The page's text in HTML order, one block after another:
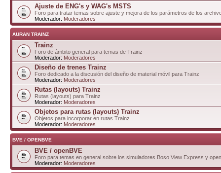
Ajuste de ENG's y WAG's MSTS
Foro para tratar temas sobre ajuste y mejora de los parámetros de los
Moderador: Moderadores
AURAN TRAINZ
Trainz
Foro de ámbito general para temas de Trainz
Moderador: Moderadores
Diseño de trenes Trainz
Foro dedicado a la discusión del diseño de material móvil para Trainz
Moderador: Moderadores
Rutas (layouts) Trainz
Rutas (layouts) para Trainz
Moderador: Moderadores
Objetos para rutas (layouts) Trainz
Objetos para incorporar en rutas Trainz
Moderador: Moderadores
BVE / OPENBVE
BVE / openBVE
Foro para temas en general sobre los simuladores Boso View Express y
Moderador: Moderadores